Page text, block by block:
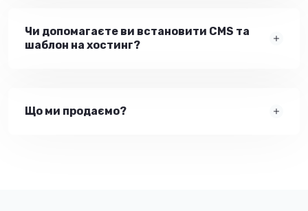
Чи допомагаєте ви встановити CMS та
шаблон на хостинг?
Що ми продаємо?